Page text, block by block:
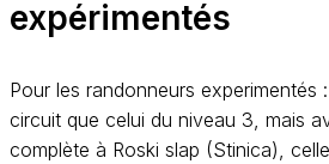
expérimentés
Pour les randonneurs experimentés
circuit que celui du niveau 3, mais
complète à Roski slap (Stinica),